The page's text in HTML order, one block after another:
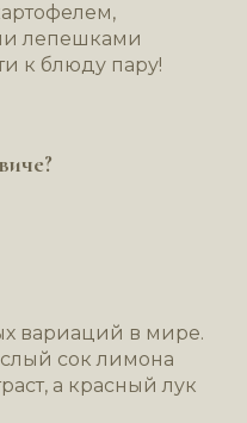
лепешками
к блюду пару!
вариаций в мире.
сок лимона
а красный лук